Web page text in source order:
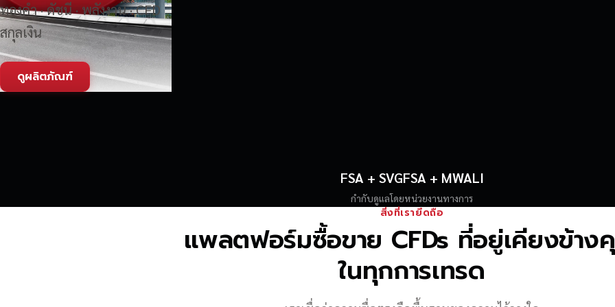
ทองคำ · ดัชนี · พลังงาน · CFD
สกุลเงิน
ดูผลิตภัณฑ์
FSA + SVGFSA + MWALI
กำกับดูแลโดยหน่วยงานทางการ
สิ่งที่เรายึดถือ
แพลตฟอร์มซื้อขาย CFDs ที่อยู่เคียงข้า
ในทุกการเทรด